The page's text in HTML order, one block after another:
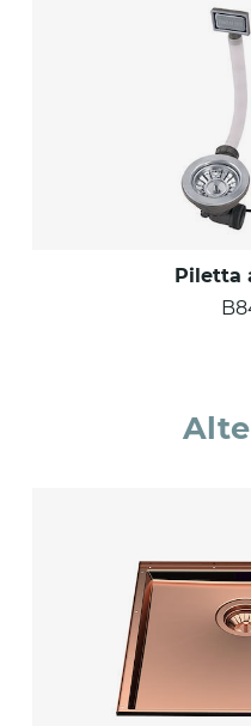
Piletta